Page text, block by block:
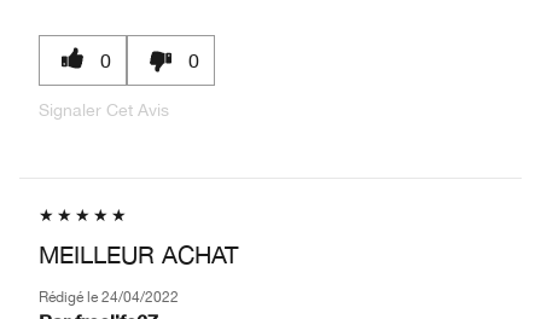
0 0
Signaler Cet Avis
MEILLEUR ACHAT
Rédigé le 24/04/2022